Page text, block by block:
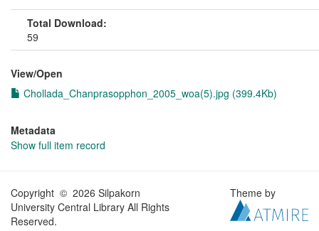
Total Download:
59
View/Open
Chollada_Chanprasopphon_2005_woa(5).jpg (399.4Kb)
Metadata
Show full item record
Copyright © 2026 Silpakorn
University Central Library All Rights
Reserved.
Theme by